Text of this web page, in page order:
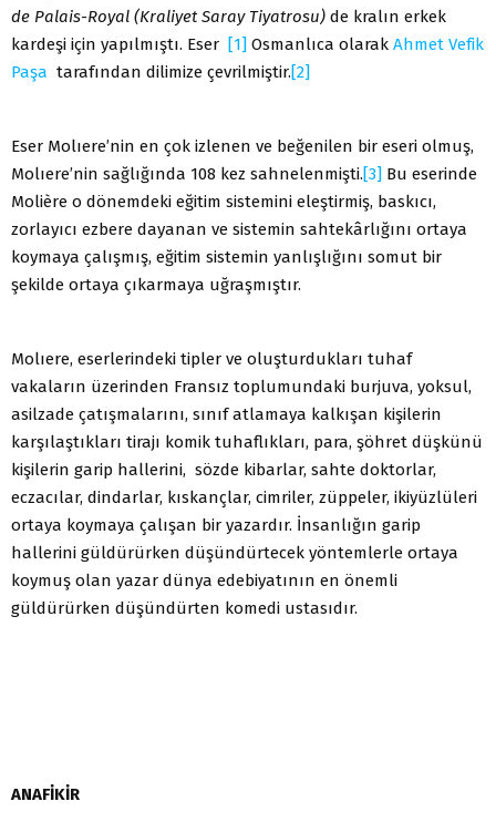
de Palais-Royal (Kraliyet Saray Tiyatrosu) de kralın erkek
kardeşi için yapılmıştı. Eser [1] Osmanlıca olarak Ahmet Vefik
Paşa tarafından dilimize çevrilmiştir.[2]
Eser Molıere’nin en çok izlenen ve beğenilen bir eseri olmuş,
Molıere’nin sağlığında 108 kez sahnelenmişti.[3] Bu eserinde
Molière o dönemdeki eğitim sistemini eleştirmiş, baskıcı,
zorlayıcı ezbere dayanan ve sistemin sahtekârlığını ortaya
koymaya çalışmış, eğitim sistemin yanlışlığını somut bir
şekilde ortaya çıkarmaya uğraşmıştır.
Molıere, eserlerindeki tipler ve oluşturdukları tuhaf
vakaların üzerinden Fransız toplumundaki burjuva, yoksul,
asilzade çatışmalarını, sınıf atlamaya kalkışan kişilerin
karşılaştıkları tirajı komik tuhaflıkları, para, şöhret düşkünü
kişilerin garip hallerini, sözde kibarlar, sahte doktorlar,
eczacılar, dindarlar, kıskançlar, cimriler, züppeler, ikiyüzlüleri
ortaya koymaya çalışan bir yazardır. İnsanlığın garip
hallerini güldürürken düşündürtecek yöntemlerle ortaya
koymuş olan yazar dünya edebiyatının en önemli
güldürürken düşündürten komedi ustasıdır.
ANAFİKİR